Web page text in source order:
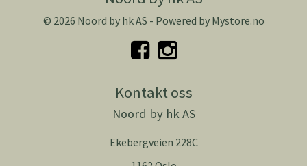
© 2026 Noord by hk AS - Powered by Mystore.no
Kontakt oss
Noord by hk AS
Ekebergveien 228C